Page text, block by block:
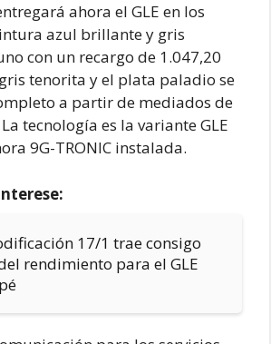
ahora el GLE en los
azul brillante y gris
con un recargo de 1.047,20
tenorita y el plata paladio se
a partir de mediados de
tecnología es la variante GLE
9G-TRONIC instalada.
17/1 trae consigo
rendimiento para el GLE